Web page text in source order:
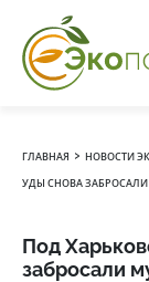
ГЛАВНАЯ › НОВОСТИ
УДЫ СНОВА
Под
забросали